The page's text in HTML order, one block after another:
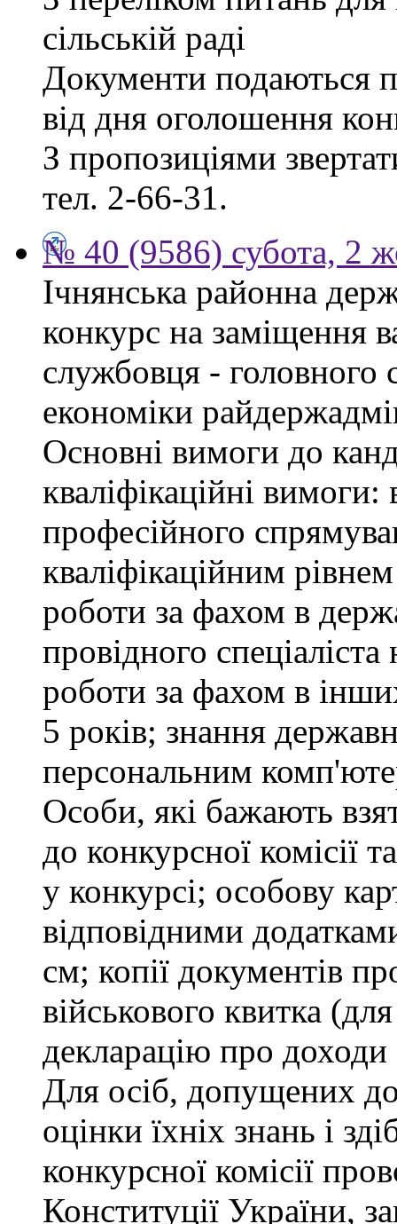
сільській раді
Документи подаються
від дня оголошення
З пропозиціями
тел. 2-66-31.
№ 40 (9586) субота, 2
Ічнянська районна
конкурс на заміщення
службовця - головного
економіки
Основні вимоги до
кваліфікаційні
професійного
кваліфікаційним
роботи за фахом в
провідного
роботи за фахом в
5 років; знання
персональним
Особи, які бажають
до конкурсної комісії
у конкурсі; особову
відповідними
см; копії документів
військового квитка
декларацію про доходи
Для осіб, допущених
оцінки їхніх знань і
конкурсної комісії
Конституції України,